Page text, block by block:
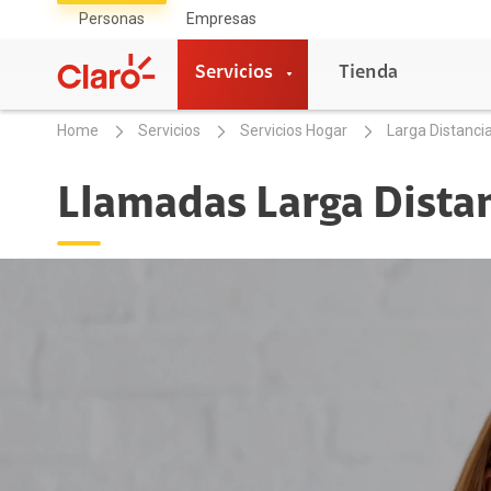
Personas Empresas
Servicios
Servicios Móviles
Tienda
Home Servicios Servicios Hogar Larga Distancia
Llamadas Larga